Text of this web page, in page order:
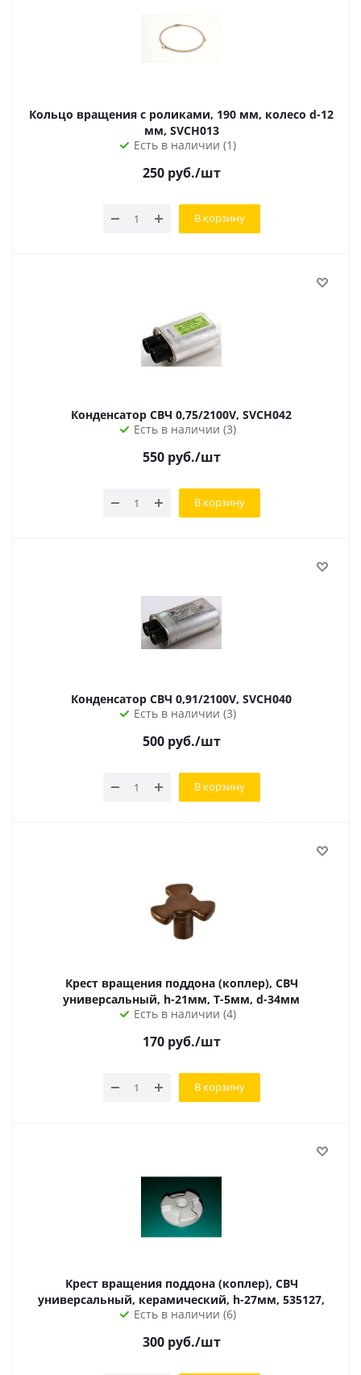
Кольцо вращения с роликами, 190 мм, колесо d-12
мм, SVCH013
Есть в наличии (1)
250руб./шт
В корзину
Конденсатор СВЧ 0,75/2100V, SVCH042
Есть в наличии (3)
550руб./шт
В корзину
Конденсатор СВЧ 0,91/2100V, SVCH040
Есть в наличии (3)
500руб./шт
В корзину
Крест вращения поддона (коплер), СВЧ
универсальный, h-21мм, Т-5мм, d-34мм
Есть в наличии (4)
170руб./шт
В корзину
Крест вращения поддона (коплер), СВЧ
универсальный, керамический, h-27мм, 535127,
Есть в наличии (6)
300руб./шт